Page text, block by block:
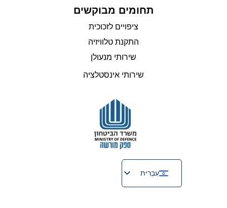
תחומים מבוקשים
ציפויים לזכוכית
התקנת טלוויזיה
שירותי מנעולן
שירותי אינסטלציה
עִבְרִית
English